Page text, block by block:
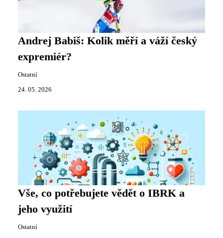
Andrej Babiš: Kolik měří a váží český
expremiér?
Ostatní
24. 05. 2026
Vše, co potřebujete vědět o IBRK a
jeho využití
Ostatní